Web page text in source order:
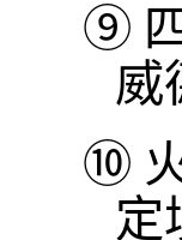
⑨
威
⑩
定